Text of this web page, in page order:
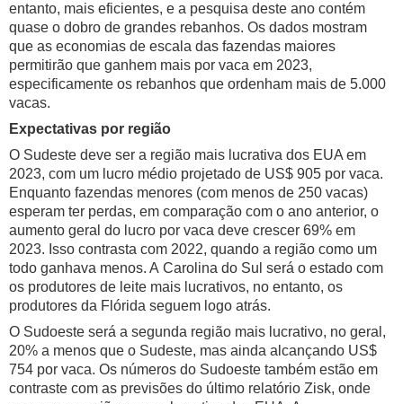
entanto, mais eficientes, e a pesquisa deste ano contém
quase o dobro de grandes rebanhos. Os dados mostram
que as economias de escala das fazendas maiores
permitirão que ganhem mais por vaca em 2023,
especificamente os rebanhos que ordenham mais de 5.000
vacas.
Expectativas por região
O Sudeste deve ser a região mais lucrativa dos EUA em
2023, com um lucro médio projetado de US$ 905 por vaca.
Enquanto fazendas menores (com menos de 250 vacas)
esperam ter perdas, em comparação com o ano anterior, o
aumento geral do lucro por vaca deve crescer 69% em
2023. Isso contrasta com 2022, quando a região como um
todo ganhava menos. A Carolina do Sul será o estado com
os produtores de leite mais lucrativos, no entanto, os
produtores da Flórida seguem logo atrás.
O Sudoeste será a segunda região mais lucrativo, no geral,
20% a menos que o Sudeste, mas ainda alcançando US$
754 por vaca. Os números do Sudoeste também estão em
contraste com as previsões do último relatório Zisk, onde